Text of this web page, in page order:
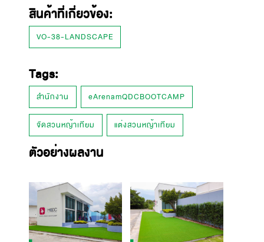
สินค้าที่เกี่ยวข้อง:
VO-38-LANDSCAPE
Tags:
สำนักงาน eArenamQDCBOOTCAMP
จัดสวนหญ้าเทียม แต่งสวนหญ้าเทียม
ตัวอย่างผลงาน